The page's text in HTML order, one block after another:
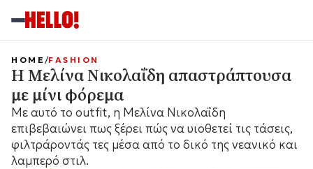
HOME FASHION
Η Μελίνα Νικολαΐδη απαστράπτουσα
με μίνι φόρεμα
Με αυτό το outfit, η Μελίνα Νικολαΐδη
επιβεβαιώνει πως ξέρει πώς να υιοθετεί τις τάσεις,
φιλτράροντάς τες μέσα από το δικό της νεανικό και
λαμπερό στιλ.